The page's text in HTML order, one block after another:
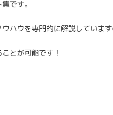
です。
ハウを専門的に解説しています
とが可能です！